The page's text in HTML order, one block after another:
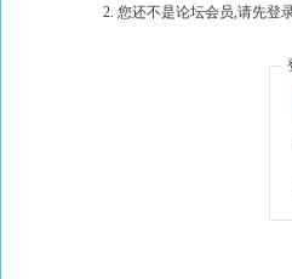
您还不是论坛会员,请先登